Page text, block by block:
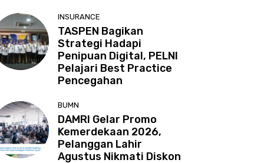
INSURANCE
TASPEN Bagikan
Strategi Hadapi
Penipuan Digital, PELNI
Pelajari Best Practice
Pencegahan
BUMN
DAMRI Gelar Promo
Kemerdekaan 2026,
Pelanggan Lahir
Agustus Nikmati Diskon